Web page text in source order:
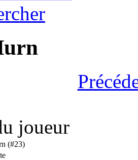
joueur
(#23)